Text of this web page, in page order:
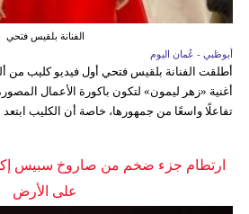
الفنانة بلقيس فتحي
أبوظبي - عُمان اليوم
أطلقت الفنانة بلقيس فتحي أول فيديو كليب من
أغنية «زهر ليمون» لتكون باكورة الأعمال
تفاعلًا واسعًا من جمهورها، خاصة أن الكليب
ارتطام جزء ضخم من صاروخ سبيس
على الأرض